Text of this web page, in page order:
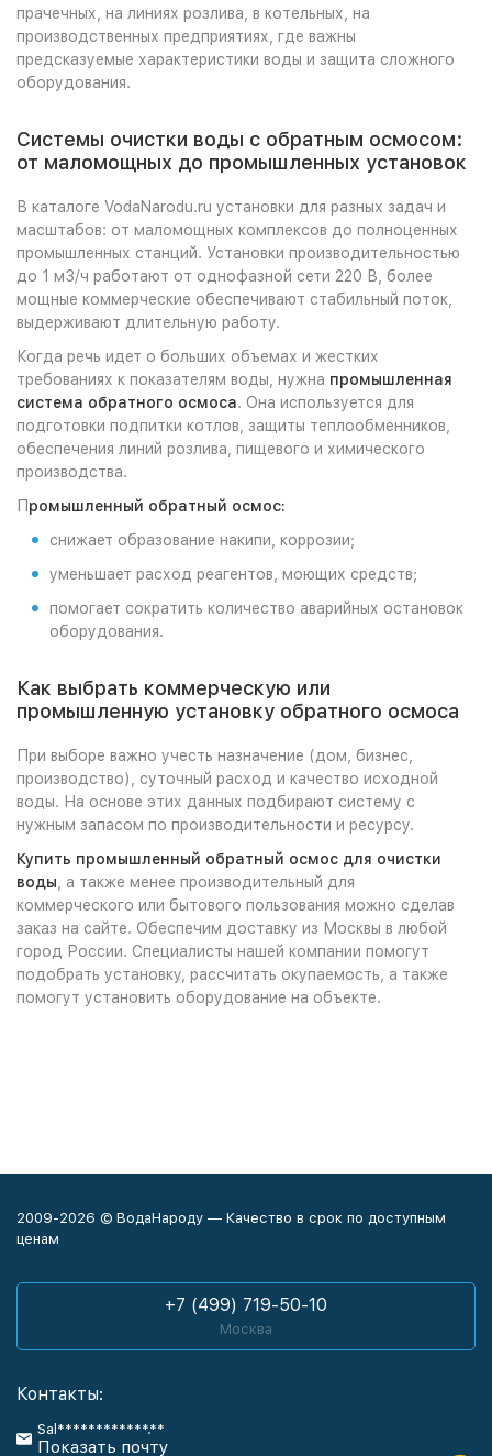
прачечных, на линиях розлива, в котельных, на
производственных предприятиях, где важны
предсказуемые характеристики воды и защита сложного
оборудования.
Системы очистки воды с обратным осмосом:
от маломощных до промышленных установок
В каталоге VodaNarodu.ru установки для разных задач и
масштабов: от маломощных комплексов до полноценных
промышленных станций. Установки производительностью
до 1 м3/ч работают от однофазной сети 220 В, более
мощные коммерческие обеспечивают стабильный поток,
выдерживают длительную работу.
Когда речь идет о больших объемах и жестких
требованиях к показателям воды, нужна промышленная
система обратного осмоса. Она используется для
подготовки подпитки котлов, защиты теплообменников,
обеспечения линий розлива, пищевого и химического
производства.
Промышленный обратный осмос:
снижает образование накипи, коррозии;
уменьшает расход реагентов, моющих средств;
помогает сократить количество аварийных остановок
оборудования.
Как выбрать коммерческую или
промышленную установку обратного осмоса
При выборе важно учесть назначение (дом, бизнес,
производство), суточный расход и качество исходной
воды. На основе этих данных подбирают систему с
нужным запасом по производительности и ресурсу.
Купить промышленный обратный осмос для очистки
воды , а также менее производительный для
коммерческого или бытового пользования можно сделав
заказ на сайте. Обеспечим доставку из Москвы в любой
город России. Специалисты нашей компании помогут
подобрать установку, рассчитать окупаемость, а также
помогут установить оборудование на объекте.
2009-2026 © ВодаНароду — Качество в срок по доступным
ценам
+7 (499) 719-50-10
Москва
Контакты:
Sal************.**
Показать почту